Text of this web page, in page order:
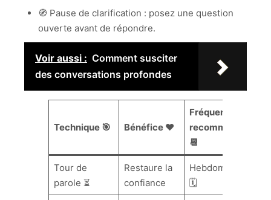
🧭 Pause de clarification : posez une question
ouverte avant de répondre.
Voir aussi : Comment susciter
des conversations profondes
Technique 🎯 Bénéfice ❤️
Fréquence
recommandée
📆
Tour de
parole ⏳
Restaure la
confiance
Hebdomadaire
🗓️